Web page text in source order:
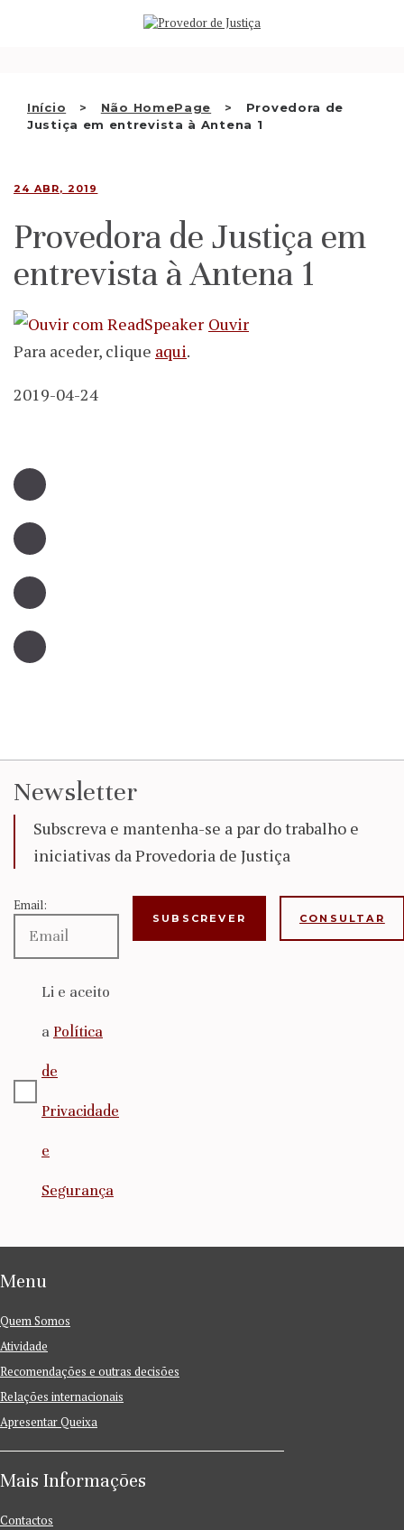
Início Não HomePage
Provedora de
Justiça em entrevista à Antena 1
QUEM SOMOS
RECOMENDAÇÕES E OUTRAS
DECISÕES
PT
24 ABR, 2019
Provedora de Justiça em
entrevista à Antena 1
Ouvir
Para aceder, clique aqui.
2019-04-24
Newsletter
Subscreva e mantenha-se a par do trabalho e
iniciativas da Provedoria de Justiça
Email:
Li e aceito
a Política
de
Privacidade
e
Segurança
CONSULTAR
Menu
Quem Somos
Atividade
Recomendações e outras decisões
Relações internacionais
Apresentar Queixa
Mais Informações
Contactos